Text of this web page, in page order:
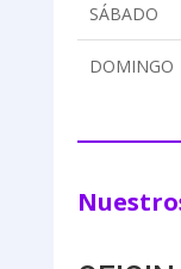
SÁBADO
DOMINGO